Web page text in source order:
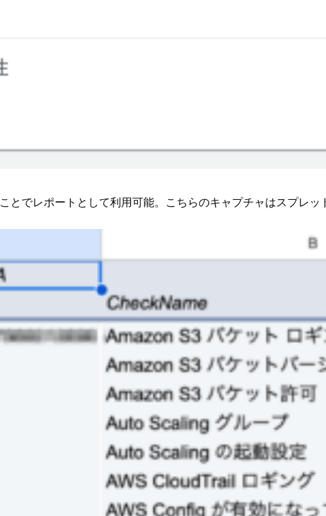
ことでレポートとして利用可能。こちらのキャプチャはスプレ